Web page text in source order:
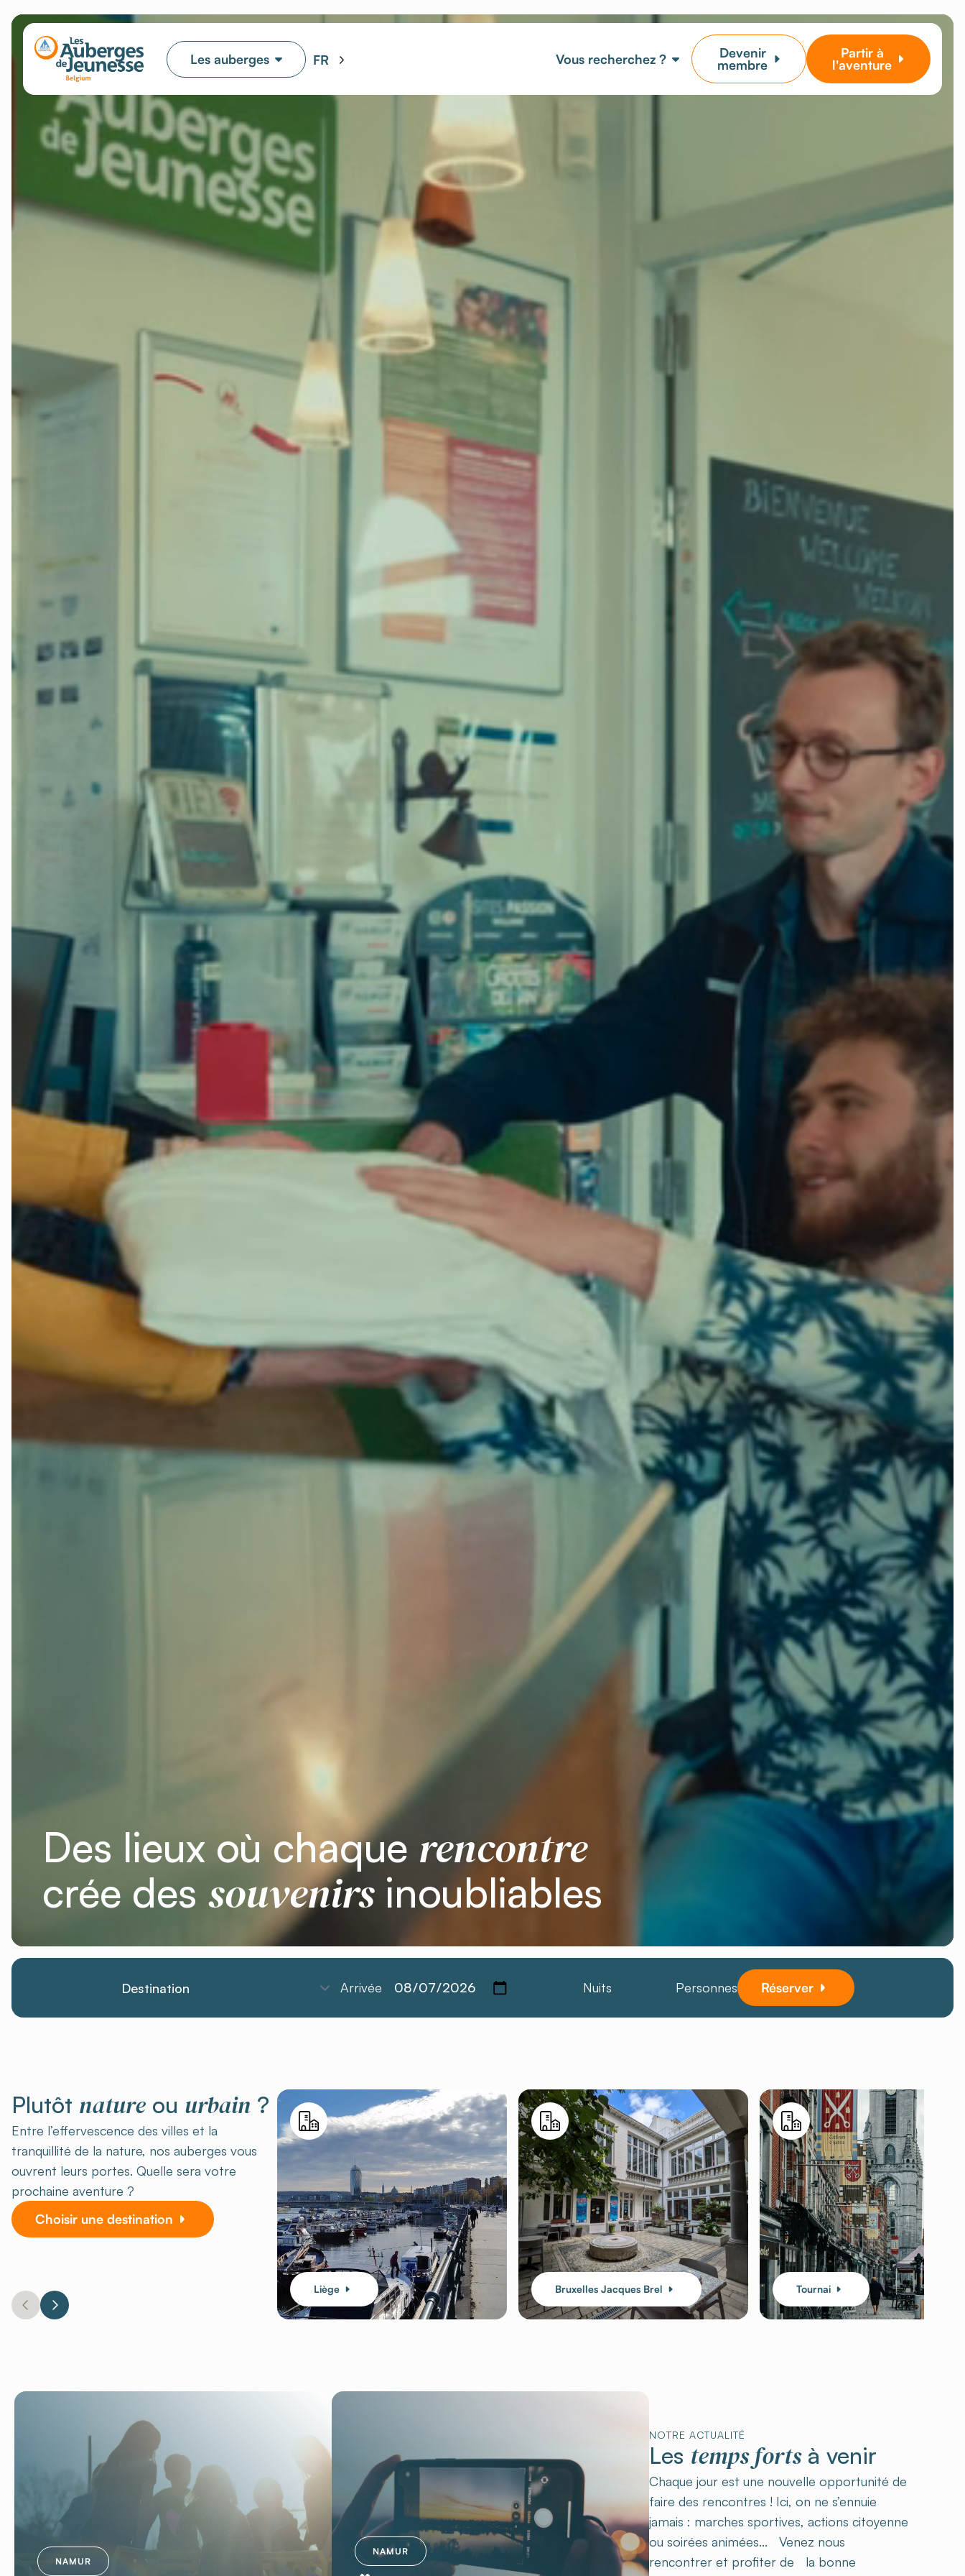
Les auberges FR Vous recherchez ? Devenir
membre
Partir à
l'aventure
Des lieux où chaque rencontre
crée des souvenirsinoubliables
Arrivée Nuits Personnes Réserver
Plutôt nature ou urbain ?
Entre l’effervescence des villes et la
tranquillité de la nature, nos auberges vous
ouvrent leurs portes. Quelle sera votre
prochaine aventure ?
Choisir une destination
Liège Bruxelles Jacques Brel Tournai
NAMUR
NAMUR
NOTRE ACTUALITÉ
Les temps fortsà venir
Chaque jour est une nouvelle opportunité de
faire des rencontres ! Ici, on ne s’ennuie
jamais : marches sportives, actions citoyenne
ou soirées animées... Venez nous
rencontrer et profiter de la bonne